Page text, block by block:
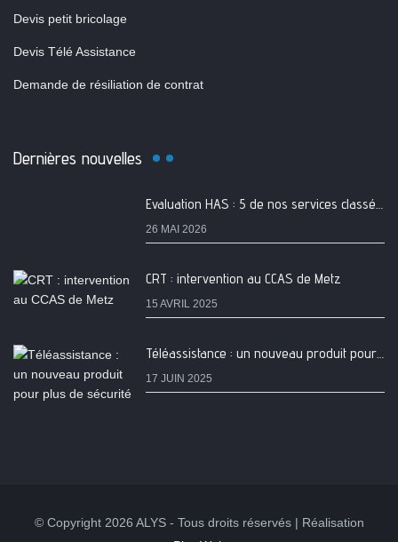
Devis petit bricolage
Devis Télé Assistance
Demande de résiliation de contrat
Dernières nouvelles
Evaluation HAS : 5 de nos services classés A
26 MAI 2026
CRT : intervention au CCAS de Metz
15 AVRIL 2025
Téléassistance : un nouveau produit pour plus de sécurité
17 JUIN 2025
© Copyright 2026 ALYS - Tous droits réservés | Réalisation